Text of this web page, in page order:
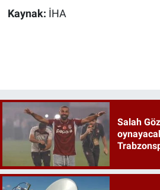
Kaynak: İHA
Salah